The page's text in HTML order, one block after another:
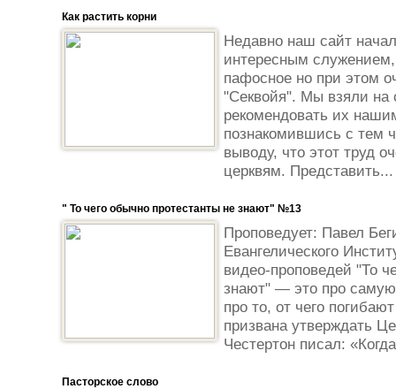
Как растить корни
Недавно наш сайт
интересным
пафосное но при этом
"Секвойя". Мы взяли на
рекомендовать их
познакомившись с тем
выводу, что этот труд
церквям. Представить...
" То чего обычно протестанты не знают" №13
Проповедует: Павел
Евангелического
видео-проповедей "То
знают" — это про
про то, от чего
призвана утверждать
Честертон писал:
Пасторское слово